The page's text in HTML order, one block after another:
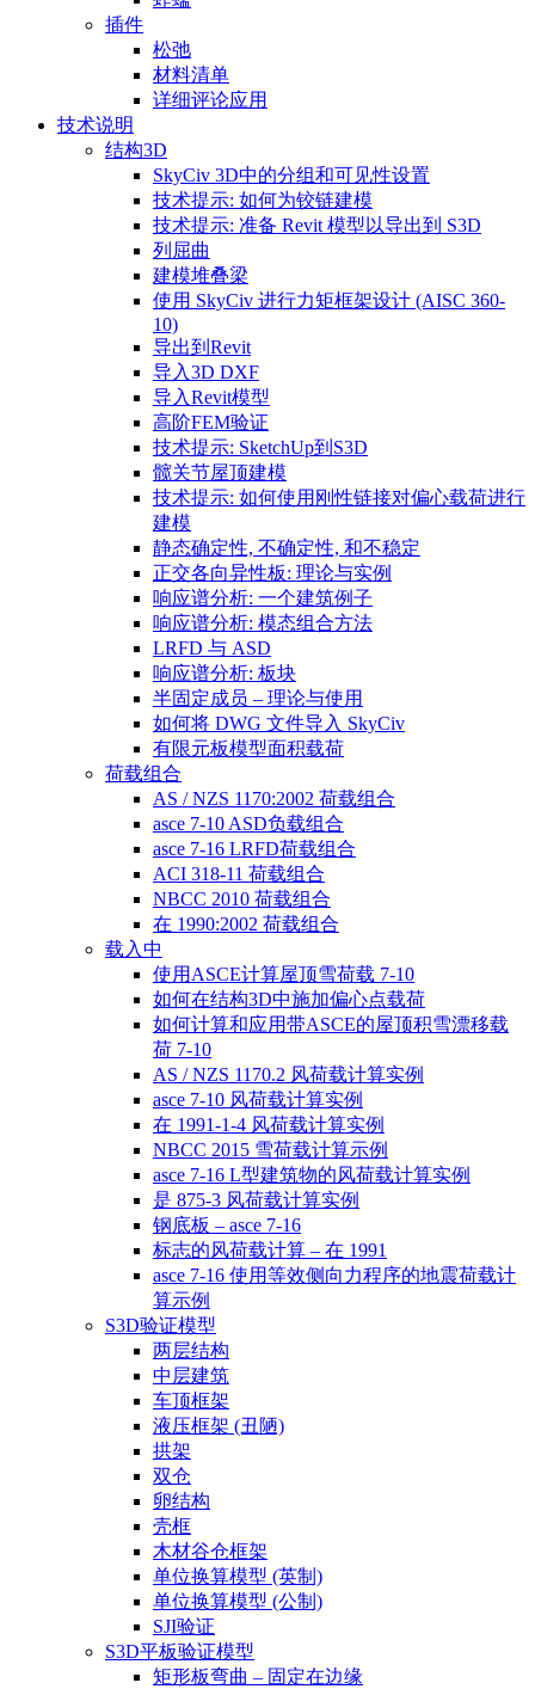
插件
松弛
材料清单
详细评论应用
技术说明
结构3D
SkyCiv 3D中的分组和可见性设置
技术提示: 如何为铰链建模
技术提示: 准备 Revit 模型以导出到 S3D
列屈曲
建模堆叠梁
使用 SkyCiv 进行力矩框架设计 (AISC 360-
10)
导出到Revit
导入3D DXF
导入Revit模型
高阶FEM验证
技术提示: SketchUp到S3D
髋关节屋顶建模
技术提示: 如何使用刚性链接对偏心载荷进行
建模
静态确定性, 不确定性, 和不稳定
正交各向异性板: 理论与实例
响应谱分析: 一个建筑例子
响应谱分析: 模态组合方法
LRFD 与 ASD
响应谱分析: 板块
半固定成员 – 理论与使用
如何将 DWG 文件导入 SkyCiv
有限元板模型面积载荷
荷载组合
AS / NZS 1170:2002 荷载组合
asce 7-10 ASD负载组合
asce 7-16 LRFD荷载组合
ACI 318-11 荷载组合
NBCC 2010 荷载组合
在 1990:2002 荷载组合
载入中
使用ASCE计算屋顶雪荷载 7-10
如何在结构3D中施加偏心点载荷
如何计算和应用带ASCE的屋顶积雪漂移载
荷 7-10
AS / NZS 1170.2 风荷载计算实例
asce 7-10 风荷载计算实例
在 1991-1-4 风荷载计算实例
NBCC 2015 雪荷载计算示例
asce 7-16 L型建筑物的风荷载计算实例
是 875-3 风荷载计算实例
钢底板 – asce 7-16
标志的风荷载计算 – 在 1991
asce 7-16 使用等效侧向力程序的地震荷载计
算示例
S3D验证模型
两层结构
中层建筑
车顶框架
液压框架 (丑陋)
拱架
双仓
卵结构
壳框
木材谷仓框架
单位换算模型 (英制)
单位换算模型 (公制)
SJI验证
S3D平板验证模型
矩形板弯曲 – 固定在边缘